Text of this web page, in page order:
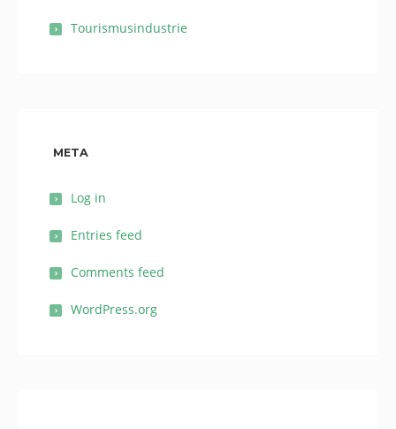
Tourismusindustrie
META
Log in
Entries feed
Comments feed
WordPress.org